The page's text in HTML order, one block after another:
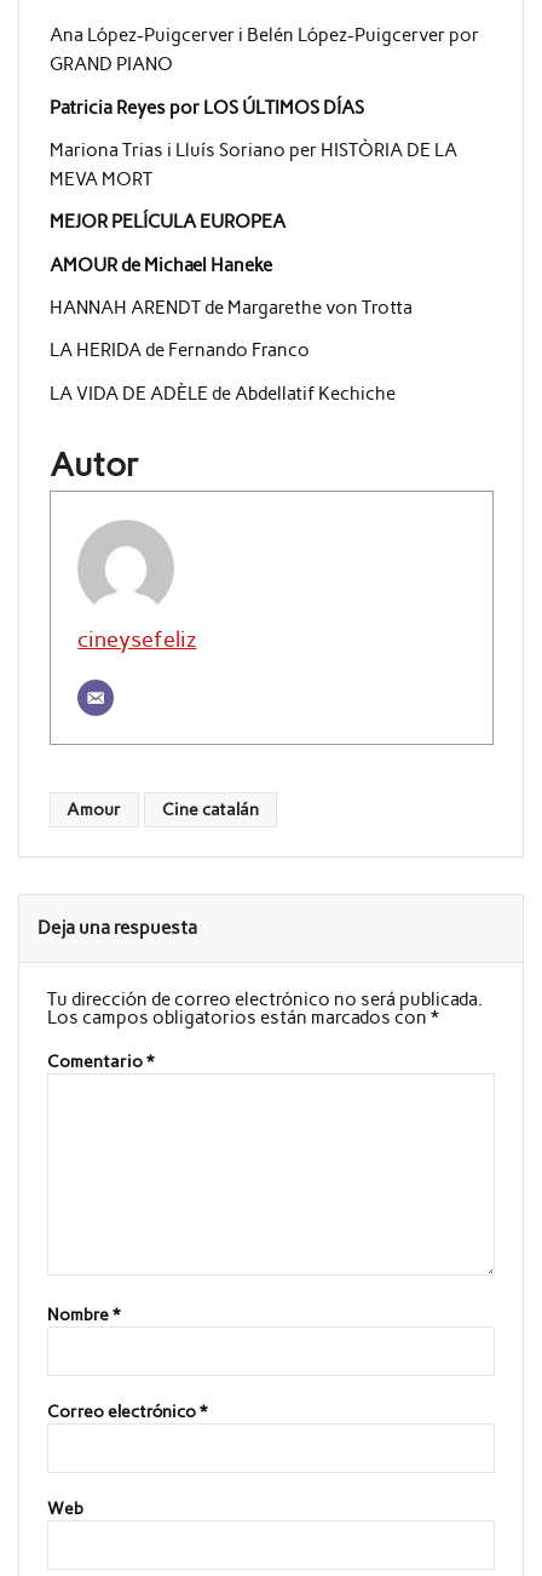
Ana López-Puigcerver i Belén López-Puigcerver por
GRAND PIANO
Patricia Reyes por LOS ÚLTIMOS DÍAS
Mariona Trias i Lluís Soriano per HISTÒRIA DE LA
MEVA MORT
MEJOR PELÍCULA EUROPEA
AMOUR de Michael Haneke
HANNAH ARENDT de Margarethe von Trotta
LA HERIDA de Fernando Franco
LA VIDA DE ADÈLE de Abdellatif Kechiche
Autor
cineysefeliz
Amour Cine catalán
Deja una respuesta
Tu dirección de correo electrónico no será publicada.
Los campos obligatorios están marcados con *
Comentario*
Nombre*
Correo electrónico*
Web